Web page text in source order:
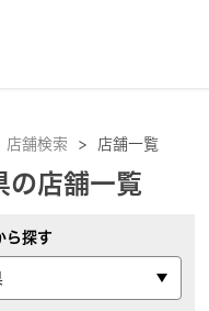
店舗検索 > 店舗一覧
の店舗一覧
ら探す